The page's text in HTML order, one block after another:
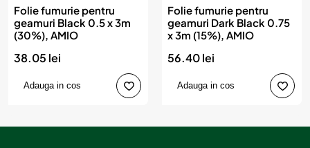
Folie fumurie pentru
geamuri Black 0.5 x 3m
(30%), AMIO
38.05 lei
Adauga in cos
Folie fumurie pentru
geamuri Dark Black 0.75
x 3m (15%), AMIO
56.40 lei
Adauga in cos